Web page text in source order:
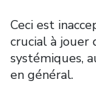
Ceci est
crucial à jouer
systémiques,
en général.